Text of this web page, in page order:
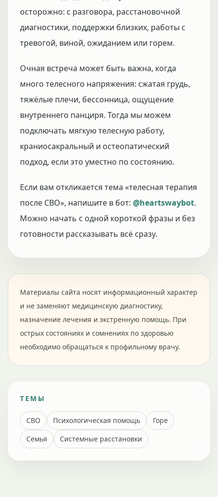
осторожно: с разговора, расстановочной
диагностики, поддержки близких, работы с
тревогой, виной, ожиданием или горем.
Очная встреча может быть важна, когда
много телесного напряжения: сжатая грудь,
тяжёлые плечи, бессонница, ощущение
внутреннего панциря. Тогда мы можем
подключать мягкую телесную работу,
краниосакральный и остеопатический
подход, если это уместно по состоянию.
Если вам откликается тема «телесная терапия
после СВО», напишите в бот: @heartswaybot.
Можно начать с одной короткой фразы и без
готовности рассказывать всё сразу.
Материалы сайта носят информационный характер
и не заменяют медицинскую диагностику,
назначение лечения и экстренную помощь. При
острых состояниях и сомнениях по здоровью
необходимо обращаться к профильному врачу.
ТЕМЫ
СВО Психологическая помощь
Горе
Семья
Системные расстановки